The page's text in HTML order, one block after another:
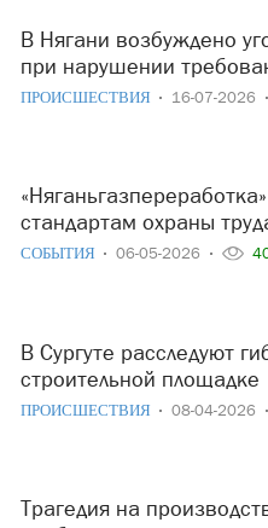
В Нягани возбуждено уголовное дело о гибели работника
при нарушении
ПРОИСШЕСТВИЯ 16-07-2026
«Няганьгазпереработка» подтвердила лидерство высоким
стандартам охраны
СОБЫТИЯ 06-05-2026
В Сургуте расследуют гибель 30-летнего плотника на
строительной площадке
ПРОИСШЕСТВИЯ 08-04-2026
Трагедия на производстве в Кондинском районе: